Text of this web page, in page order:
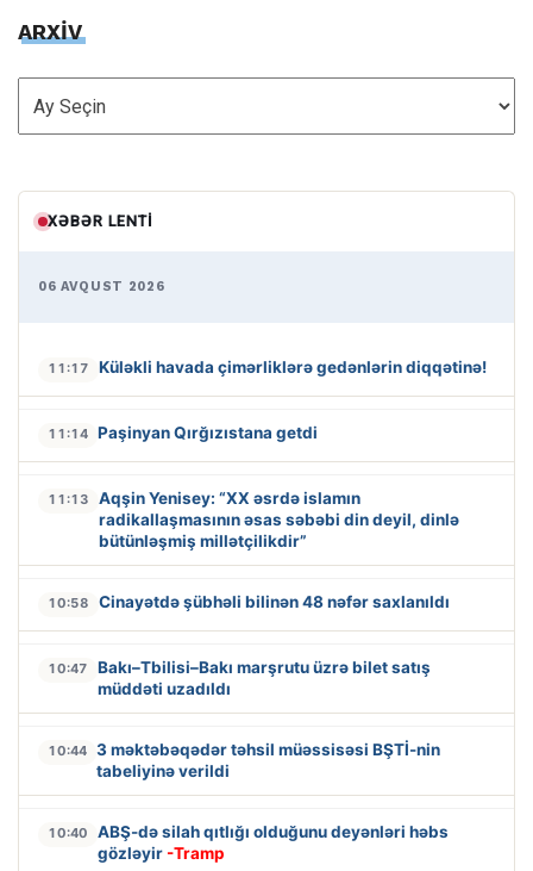
ARXİV
ARXİV
XƏBƏR LENTI
06 AVQUST 2026
11:17 Küləkli havada çimərliklərə gedənlərin diqqətinə!
11:14 Paşinyan Qırğızıstana getdi
11:13
Aqşin Yenisey: “XX əsrdə islamın
radikallaşmasının əsas səbəbi din deyil, dinlə
bütünləşmiş millətçilikdir”
10:58 Cinayətdə şübhəli bilinən 48 nəfər saxlanıldı
10:47
Bakı–Tbilisi–Bakı marşrutu üzrə bilet satış
müddəti uzadıldı
10:44 3 məktəbəqədər təhsil müəssisəsi BŞTİ-nin
tabeliyinə verildi
10:40
ABŞ-də silah qıtlığı olduğunu deyənləri həbs
gözləyir -Tramp